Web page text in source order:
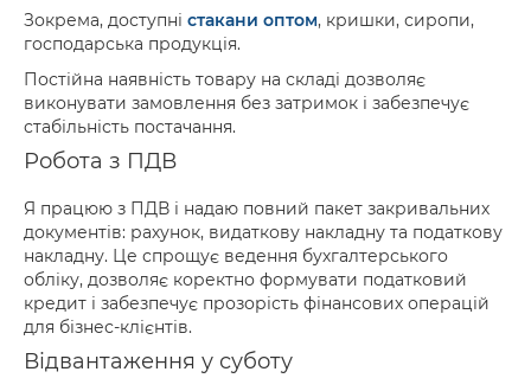
Зокрема, доступні стакани оптом, кришки, сиропи,
господарська продукція.
Постійна наявність товару на складі дозволяє
виконувати замовлення без затримок і забезпечує
стабільність постачання.
Робота з ПДВ
Я працюю з ПДВ і надаю повний пакет закривальних
документів: рахунок, видаткову накладну та податкову
накладну. Це спрощує ведення бухгалтерського
обліку, дозволяє коректно формувати податковий
кредит і забезпечує прозорість фінансових операцій
для бізнес-клієнтів.
Відвантаження у суботу